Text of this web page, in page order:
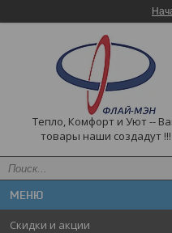
Тепло, Комфорт и Уют --
товары наши создадут !!!
Скидки и акции